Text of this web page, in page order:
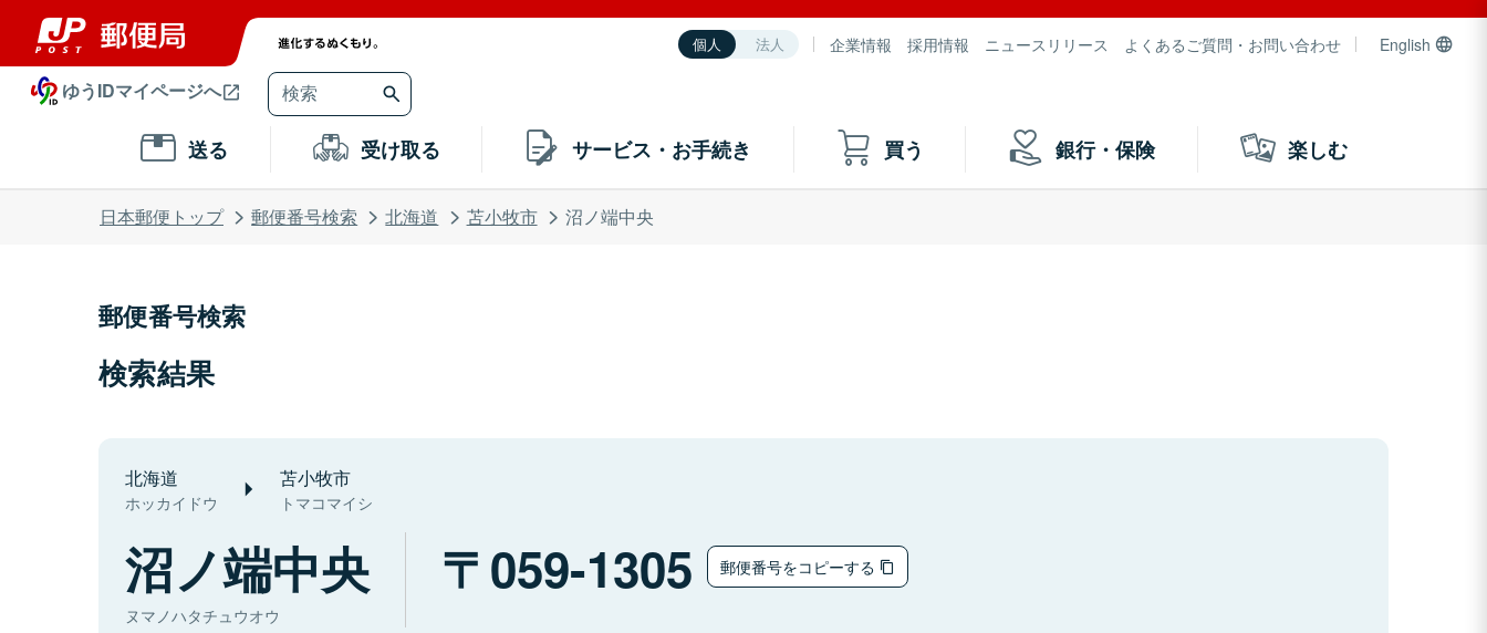
個人 法人 企業情報 採用情報 ニュースリリース よくあるご質問・お問い合わせ English
ゆうIDマイページへ
送る 受け取る サービス・お手続き 買う 銀行・保険 楽しむ
日本郵便トップ 郵便番号検索 北海道 苫小牧市 沼ノ端中央
郵便番号検索
検索結果
北海道
ホッカイドウ
苫小牧市
トマコマイシ
沼ノ端中央
ヌマノハタチュウオウ
059-1305 郵便番号をコピーする